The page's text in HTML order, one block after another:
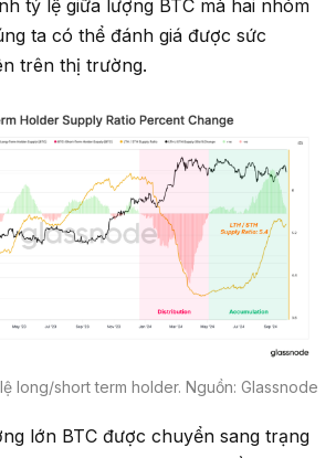
tỷ lệ giữa lượng BTC mà hai nhóm
ta có thể đánh giá được sức
trên thị trường.
long/short term holder. Nguồn: Glassnode
lớn BTC được chuyển sang trạng